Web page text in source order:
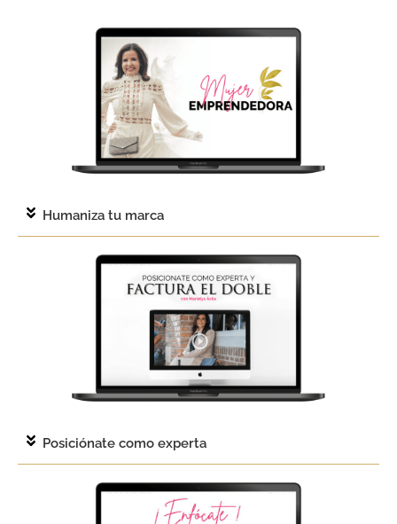
Humaniza tu marca
Posiciónate como experta